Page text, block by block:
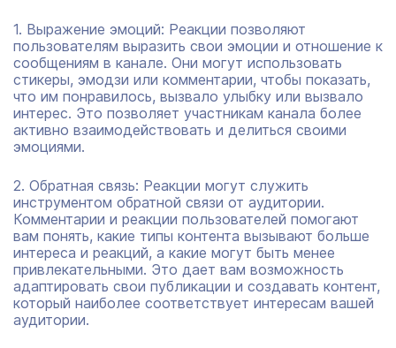
1. Выражение эмоций: Реакции позволяют
пользователям выразить свои эмоции и отношение к
сообщениям в канале. Они могут использовать
стикеры, эмодзи или комментарии, чтобы показать,
что им понравилось, вызвало улыбку или вызвало
интерес. Это позволяет участникам канала более
активно взаимодействовать и делиться своими
эмоциями.
2. Обратная связь: Реакции могут служить
инструментом обратной связи от аудитории.
Комментарии и реакции пользователей помогают
вам понять, какие типы контента вызывают больше
интереса и реакций, а какие могут быть менее
привлекательными. Это дает вам возможность
адаптировать свои публикации и создавать контент,
который наиболее соответствует интересам вашей
аудитории.